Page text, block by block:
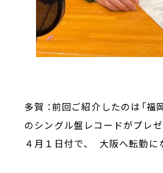
多賀 ：前回ご紹介したのは「
のシングル盤レコードがプレ
４月１日付で、 大阪へ転勤にな